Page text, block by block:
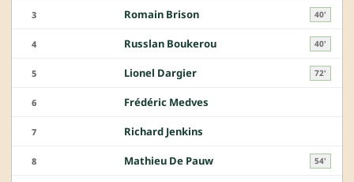
3 Romain Brison 40'
4 Russlan Boukerou 40'
5 Lionel Dargier 72'
6 Frédéric Medves
7 Richard Jenkins
8 Mathieu De Pauw 54'